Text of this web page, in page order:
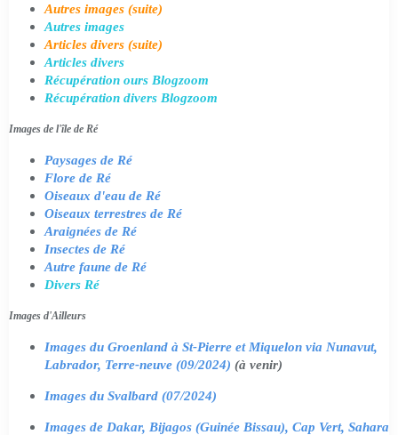
Autres images (suite)
Autres images
Articles divers (suite)
Articles divers
Récupération ours Blogzoom
Récupération divers Blogzoom
Images de l'île de Ré
Paysages de Ré
Flore de Ré
Oiseaux d'eau de Ré
Oiseaux terrestres de Ré
Araignées de Ré
Insectes de Ré
Autre faune de Ré
Divers Ré
Images d'Ailleurs
Images du Groenland à St-Pierre et Miquelon via Nunavut,
Labrador, Terre-neuve (09/2024) (à venir)
Images du Svalbard (07/2024)
Images de Dakar, Bijagos (Guinée Bissau), Cap Vert, Sahara